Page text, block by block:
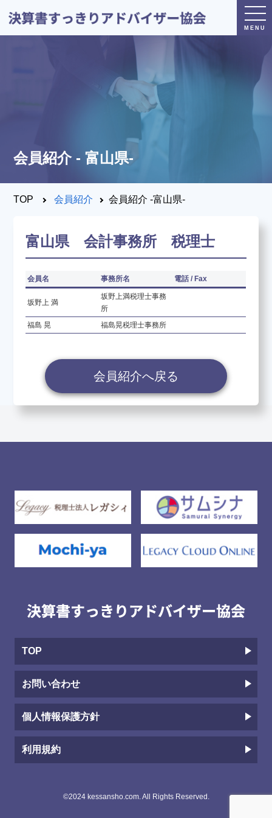
アドバイザー協会とは？
決算書すっきりアドバイザー とは？
養成講座のお申し込み
会員紹介
お問い合わせ
会員紹介 - 富山県-
TOP 会員紹介 会員紹介 -富山県-
富山県 会計事務所 税理士
会員名 事務所名 電話 / Fax
坂野上 満
坂野上満税理士事務
所
福島 晃 福島晃税理士事務所
会員紹介へ戻る
TOP
お問い合わせ
個人情報保護方針
利用規約
©2024 kessansho.com. All Rights Reserved.